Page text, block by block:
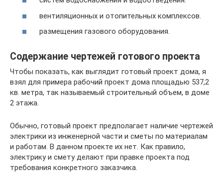
вентиляционных и отопительных комплексов.
размещения газового оборудования.
Содержание чертежей готового проекта
Чтобы показать, как выглядит готовый проект дома, я
взял для примера рабочий проект дома площадью 537,2
кв. метра, так называемый строительный объем, в доме
2 этажа.
Обычно, готовый проект предполагает наличие чертежей
электрики из инженерной части и сметы по материалам
и работам. В данном проекте их нет. Как правило,
электрику и смету делают при правке проекта под
требования конкретного заказчика.